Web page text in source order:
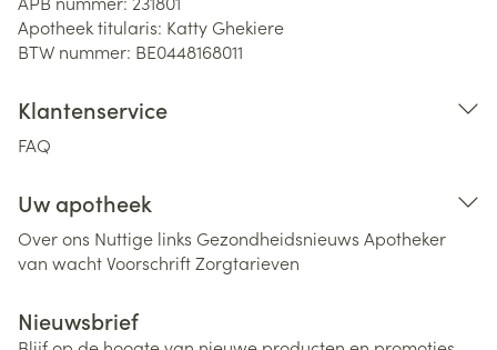
Apotheek titularis: Katty Ghekiere
BTW nummer: BE0448168011
Klantenservice
FAQ
Uw apotheek
Over ons Nuttige links Gezondheidsnieuws Apotheker
van wachtVoorschriftZorgtarieven
Nieuwsbrief